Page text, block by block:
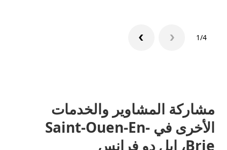
1/4
مشاركة المشاوير والخدمات
الأخرى في Saint-Ouen-En-
Brie، إيل دو فرانس